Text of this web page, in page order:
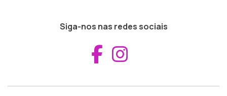
Siga-nos nas redes sociais
Aceder ao